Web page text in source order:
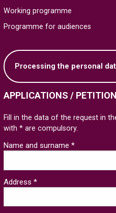
Working programme
Programme for audiences
Processing the personal
APPLICATIONS /
Fill in the data of the request in
with * are compulsory.
Name and surname *
Address *